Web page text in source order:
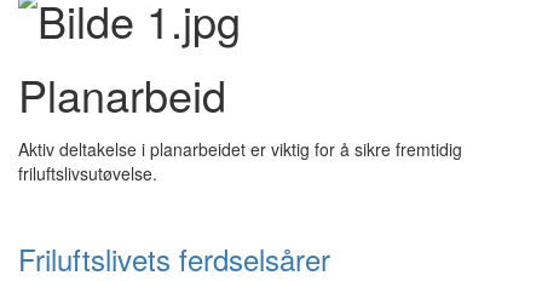
Planarbeid
Aktiv deltakelse i planarbeidet er viktig for å sikre fremtidig
friluftslivsutøvelse.
Friluftslivets ferdselsårer